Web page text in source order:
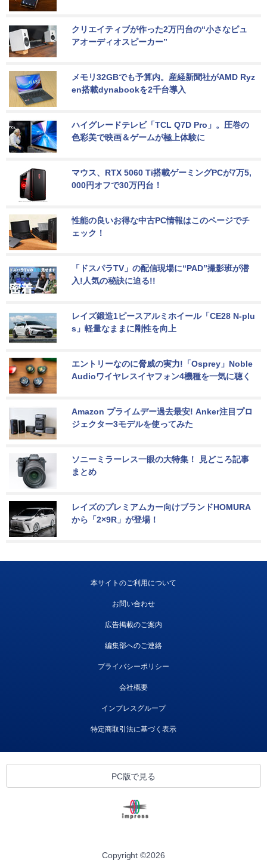
クリエイティブが作った2万円台の“小さなピュ
アオーディオスピーカー”
メモリ32GBでも予算内。産経新聞社がAMD Ryz
en搭載dynabookを2千台導入
ハイグレードテレビ「TCL Q7D Pro」。圧巻の
色彩美で映画＆ゲームが極上体験に
マウス、RTX 5060 Ti搭載ゲーミングPCが7万5,
000円オフで30万円台！
性能の良いお得な中古PC情報はこのページでチ
ェック！
「ドスパラTV」の配信現場に“PAD”撮影班が潜
入!人気の秘訣に迫る!!
レイズ鍛造1ピースアルミホイール「CE28 N-plu
s」軽量なままに剛性を向上
エントリーなのに脅威の実力!「Osprey」Noble
Audioワイヤレスイヤフォン4機種を一気に聴く
Amazon プライムデー過去最安! Anker注目プロ
ジェクター3モデルを使ってみた
ソニーミラーレス一眼の大特集！ 見どころ記事
まとめ
レイズのプレミアムカー向けブランドHOMURA
から「2×9R」が登場！
本サイトのご利用について
お問い合わせ
広告掲載のご案内
編集部へのご連絡
プライバシーポリシー
会社概要
インプレスグループ
特定商取引法に基づく表示
PC版で見る
Copyright ©2026